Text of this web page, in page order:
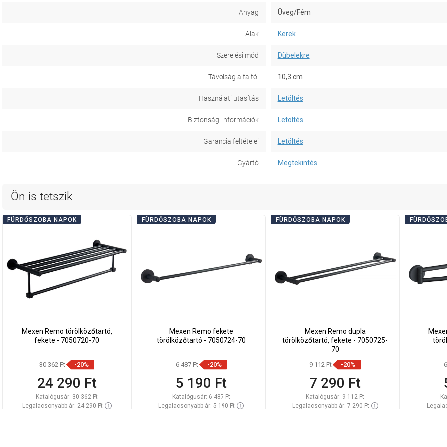
Anyag Üveg/Fém
Alak Kerek
Szerelési mód Dübelekre
Távolság a faltól 10,3 cm
Használati utasítás Letöltés
Biztonsági információk Letöltés
Garancia feltételei Letöltés
Gyártó Megtekintés
Ön is tetszik
FÜRDŐSZOBA NAPOK
Mexen Remo törölközőtartó,
fekete - 7050720-70
30 362 Ft -20%
24 290 Ft
Katalógusár: 30 362 Ft
Legalacsonyabb ár: 24 290 Ft
FÜRDŐSZOBA NAPOK
Mexen Remo fekete
törölközőtartó - 7050724-70
6 487 Ft -20%
5 190 Ft
Katalógusár: 6 487 Ft
Legalacsonyabb ár: 5 190 Ft
FÜRDŐSZOBA NAPOK
Mexen Remo dupla
törölközőtartó, fekete - 7050725-
70
9 112 Ft -20%
7 290 Ft
Katalógusár: 9 112 Ft
Legalacsonyabb ár: 7 290 Ft